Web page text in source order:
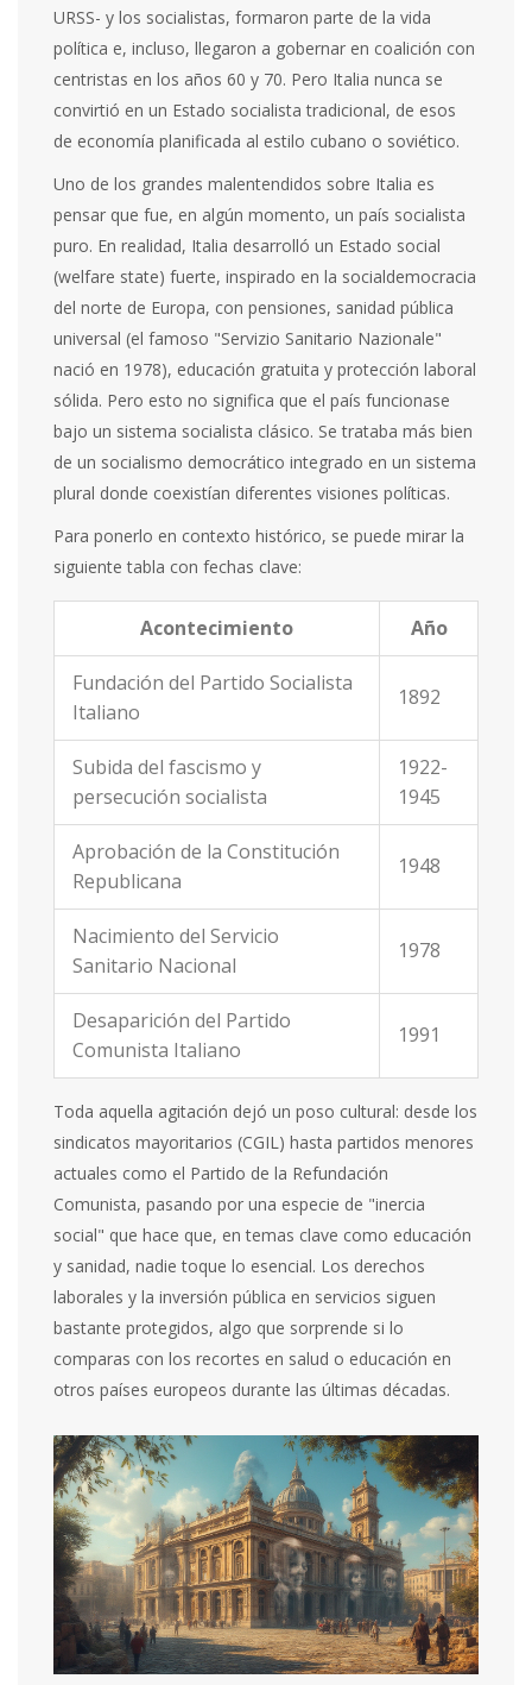
URSS- y los socialistas, formaron parte de la vida
política e, incluso, llegaron a gobernar en coalición con
centristas en los años 60 y 70. Pero Italia nunca se
convirtió en un Estado socialista tradicional, de esos
de economía planificada al estilo cubano o soviético.
Uno de los grandes malentendidos sobre Italia es
pensar que fue, en algún momento, un país socialista
puro. En realidad, Italia desarrolló un Estado social
(welfare state) fuerte, inspirado en la socialdemocracia
del norte de Europa, con pensiones, sanidad pública
universal (el famoso "Servizio Sanitario Nazionale"
nació en 1978), educación gratuita y protección laboral
sólida. Pero esto no significa que el país funcionase
bajo un sistema socialista clásico. Se trataba más bien
de un socialismo democrático integrado en un sistema
plural donde coexistían diferentes visiones políticas.
Para ponerlo en contexto histórico, se puede mirar la
siguiente tabla con fechas clave:
Acontecimiento Año
Fundación del Partido Socialista
Italiano
1892
Subida del fascismo y
persecución socialista
1922-
1945
Aprobación de la Constitución
Republicana
1948
Nacimiento del Servicio
Sanitario Nacional
1978
Desaparición del Partido
Comunista Italiano
1991
Toda aquella agitación dejó un poso cultural: desde los
sindicatos mayoritarios (CGIL) hasta partidos menores
actuales como el Partido de la Refundación
Comunista, pasando por una especie de "inercia
social" que hace que, en temas clave como educación
y sanidad, nadie toque lo esencial. Los derechos
laborales y la inversión pública en servicios siguen
bastante protegidos, algo que sorprende si lo
comparas con los recortes en salud o educación en
otros países europeos durante las últimas décadas.